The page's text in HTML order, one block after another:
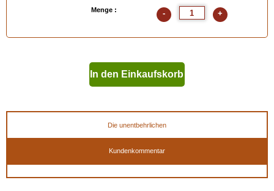
Menge : - +
In den Einkaufskorb
Die unentbehrlichen
Kundenkommentar